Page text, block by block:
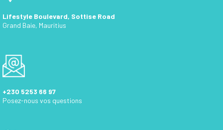
Lifestyle Boulevard, Sottise Road
Grand Baie, Mauritius
+230 5253 66 97
Posez-nous vos questions